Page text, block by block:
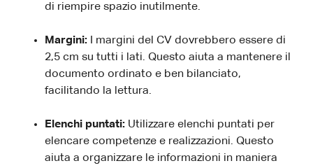
di riempire spazio inutilmente.
Margini:
I margini del CV dovrebbero essere di
2,5 cm su tutti i lati. Questo aiuta a mantenere il
documento ordinato e ben bilanciato,
facilitando la lettura.
Elenchi puntati: Utilizzare elenchi puntati per
elencare competenze e realizzazioni. Questo
aiuta a organizzare le informazioni in maniera